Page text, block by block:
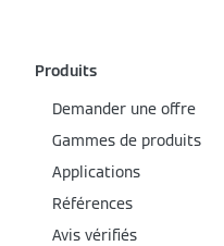
Produits
Demander une offre
Gammes de produits
Applications
Références
Avis vérifiés